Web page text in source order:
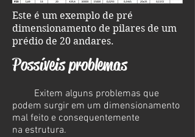
Este é um exemplo de pré
dimensionamento de pilares de um
prédio de 20 andares.
Possíveis problemas
Exitem alguns problemas que
podem surgir em um dimensionamento
mal feito e consequentemente
na estrutura.